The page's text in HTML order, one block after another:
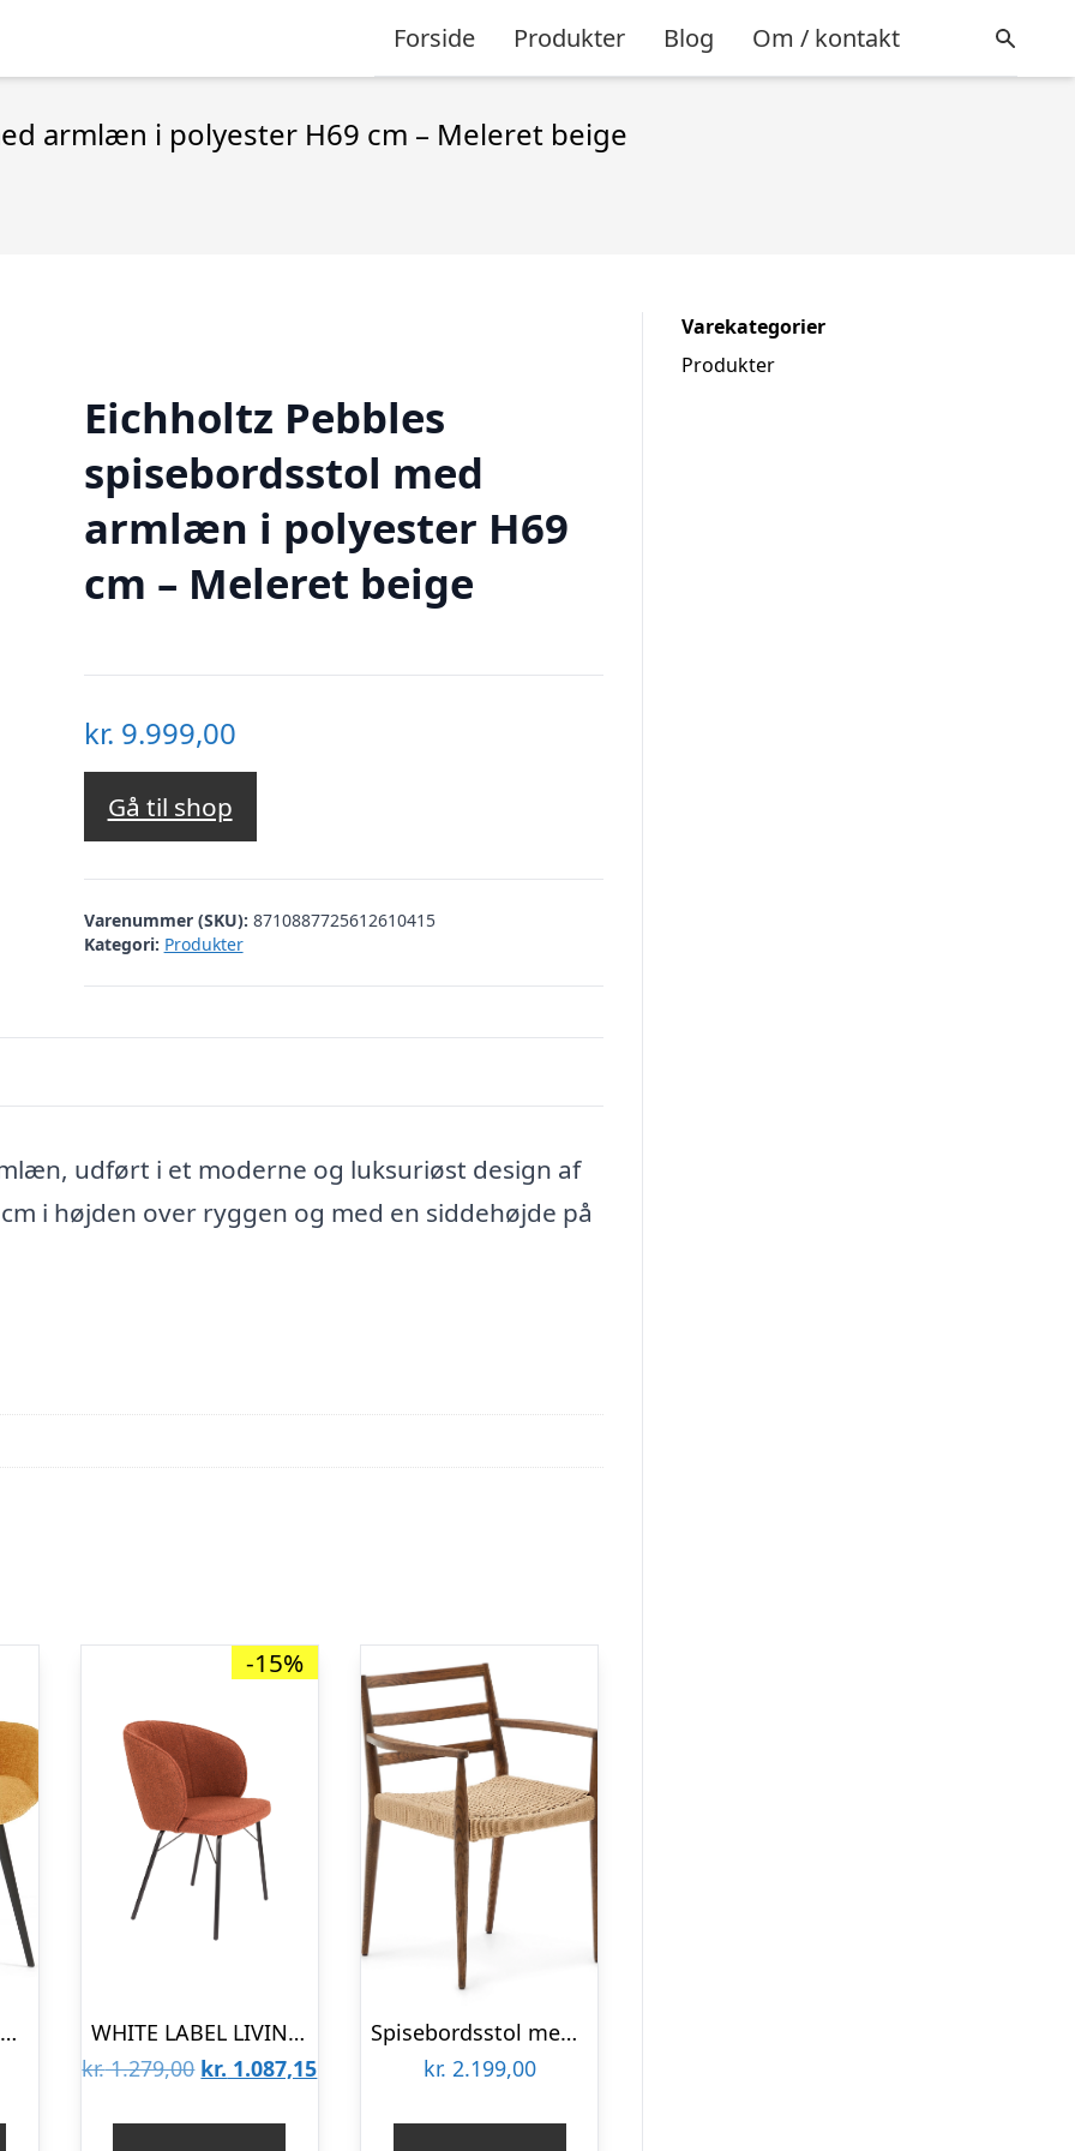
Forside Produkter Blog Om / kontakt
armlæn i polyester H69 cm – Meleret beige
Eichholtz Pebbles
spisebordsstol med
armlæn i polyester H69
cm – Meleret beige
kr. 9.999,00
Gå til shop
Varenummer (SKU): 8710887725612610415
Kategori: Produkter
udført i et moderne og luksuriøst design af
i højden over ryggen og med en siddehøjde på
Spisebordsstol med armlæn Kave Home Amira sennepsgul fløjl chenille med sorte stålben
-15%
WHITE LABEL LIVING Joa spisebordsstol, m. armlæn – terra polyester og sort jern
kr.1.279,00 Den
kr. 1.087,15Den
Spisebordsstol med armlæn Kave Home Analy i massivt egetræ med håndvævet papirsnor FSC-certificeret brun
kr. 2.199,00
Varekategorier
Produkter